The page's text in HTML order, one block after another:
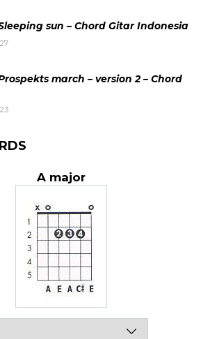
sun – Chord Gitar Indonesia
march – version 2 – Chord
A major